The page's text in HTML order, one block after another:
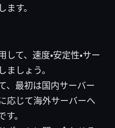
ます。
て、速度・安定性・サー
ましょう。
、最初は国内サーバー
応じて海外サーバーへ
。